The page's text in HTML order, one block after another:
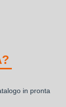
in pronta